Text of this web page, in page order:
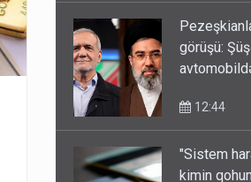
görüşü:
"Sistem